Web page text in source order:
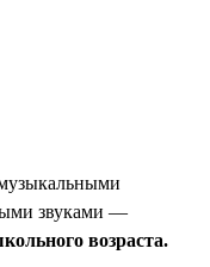
звуками —
возраста.